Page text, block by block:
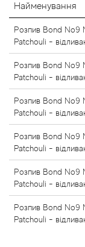
Найменування
Розпив Bond No9
Patchouli -
Розпив Bond No9
Patchouli -
Розпив Bond No9
Patchouli -
Розпив Bond No9
Patchouli -
Розпив Bond No9
Patchouli -
Розпив Bond No9
Patchouli -